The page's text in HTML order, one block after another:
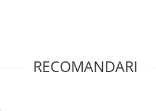
RECOMANDARI